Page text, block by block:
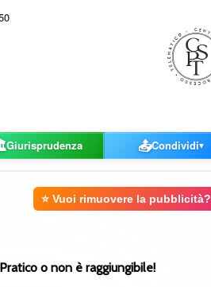
Giurisprudenza 📤Condividi▼
⭐ Vuoi rimuovere la pubblicità?
o non è raggiungibile!